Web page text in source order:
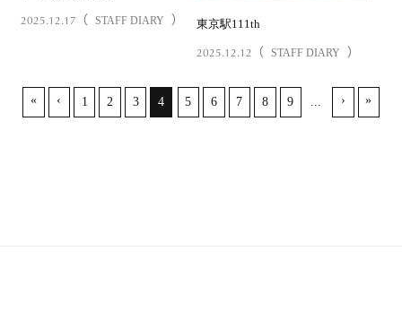
2025.12.17 （ STAFF DIARY ） 東京駅111th
2025.12.12 （ STAFF DIARY ）
« ‹ 1 2 3 4 5 6 7 8 9 › »